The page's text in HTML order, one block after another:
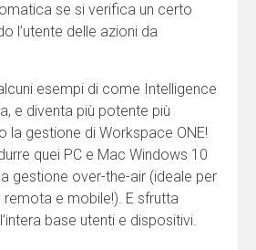
se si verifica un certo
l’utente delle azioni da
esempi di come Intelligence
e diventa più potente più
la gestione di Workspace ONE!
quei PC e Mac Windows 10
gestione over-the-air (ideale per
e mobile!). E sfrutta
base utenti e dispositivi.